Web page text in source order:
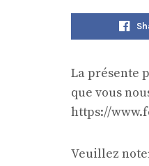
La présente
que vous
https://
Veuillez